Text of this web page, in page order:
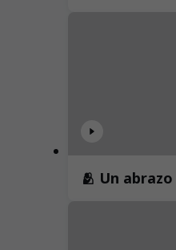
🫂 Un